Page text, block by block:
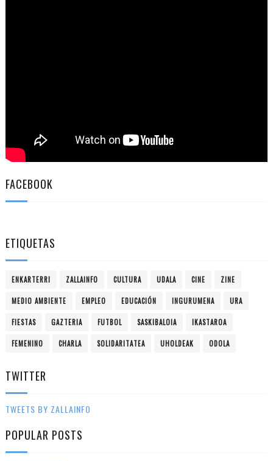
FACEBOOK
ETIQUETAS
ENKARTERRI ZALLAINFO CULTURA UDALA CINE ZINE
MEDIO AMBIENTE EMPLEO EDUCACIÓN INGURUMENA URA
FIESTAS GAZTERIA FUTBOL SASKIBALOIA IKASTAROA
FEMENINO CHARLA SOLIDARITATEA UHOLDEAK ODOLA
TWITTER
TWEETS BY ZALLAINFO
POPULAR POSTS